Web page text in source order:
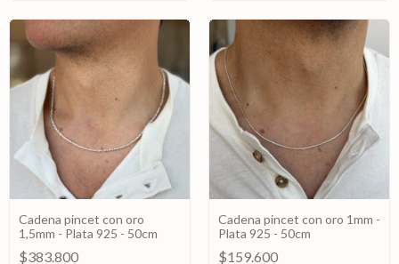
Cadena pincet con oro
1,5mm - Plata 925 - 50cm
$383.800
Cadena pincet con oro 1mm -
Plata 925 - 50cm
$159.600